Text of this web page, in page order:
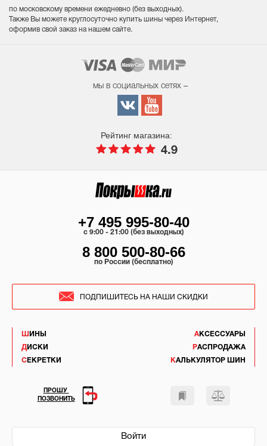
по московскому времени ежедневно (без выходных).
Также Вы можете круглосуточно купить шины через Интернет,
оформив свой заказ на нашем сайте.
мы в социальных сетях –
Рейтинг магазина:
4.9
ШИНЫ
ДИСКИ
СЕКРЕТКИ
АКСЕССУАРЫ
РАСПРОДАЖА
КАЛЬКУЛЯТОР ШИН
Войти
+7 495 995-80-40
c 9:00 - 21:00 (без выходных)
8 800 500-80-66
по России (бесплатно)
ПОДПИШИТЕСЬ НА НАШИ СКИДКИ
ПРОШУ
ПОЗВОНИТЬ